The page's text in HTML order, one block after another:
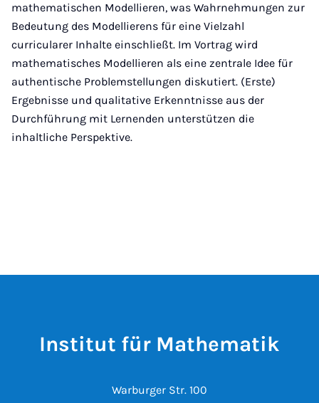
mathematischen Modellieren, was Wahrnehmungen zur
Bedeutung des Modellierens für eine Vielzahl
curricularer Inhalte einschließt. Im Vortrag wird
mathematisches Modellieren als eine zentrale Idee für
authentische Problemstellungen diskutiert. (Erste)
Ergebnisse und qualitative Erkenntnisse aus der
Durchführung mit Lernenden unterstützen die
inhaltliche Perspektive.
Institut für Mathematik
Warburger Str. 100